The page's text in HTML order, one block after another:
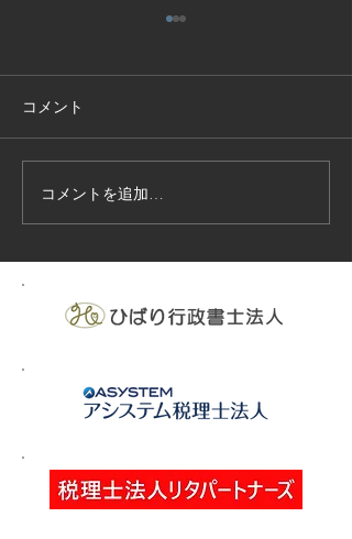
会員各位 今月の労務管理情
報は下記の通りです。 ご参
考下さい。 1、組合ニュー
ス 労務管理情報 令和7年2
コメント
コメントを追加…